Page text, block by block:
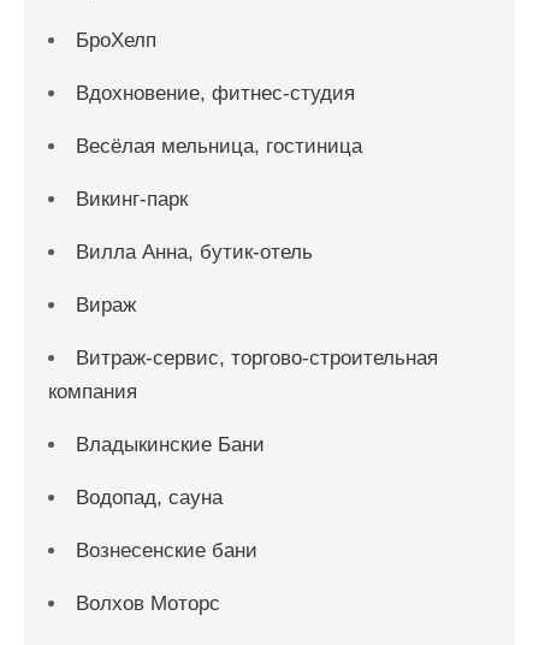
БроХелп
Вдохновение, фитнес-студия
Весёлая мельница, гостиница
Викинг-парк
Вилла Анна, бутик-отель
Вираж
Витраж-сервис, торгово-строительная
компания
Владыкинские Бани
Водопад, сауна
Вознесенские бани
Волхов Моторс